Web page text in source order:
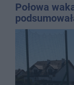
Połowa